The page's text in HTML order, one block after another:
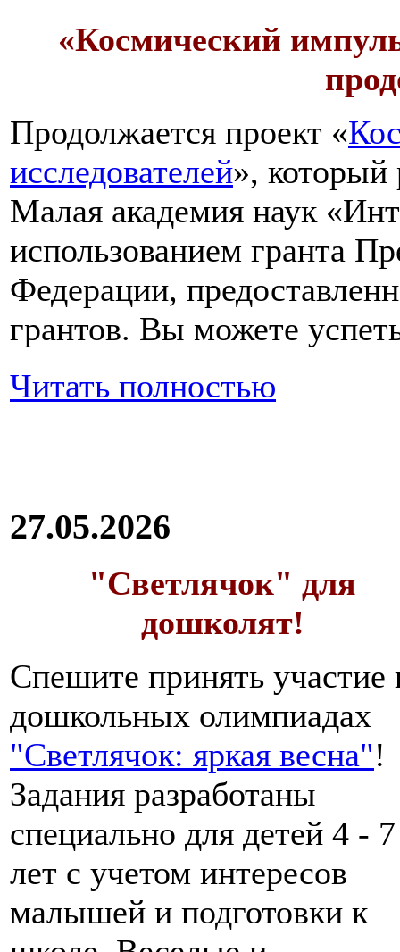
«Космический
Продолжается проект «
исследователей», который
Малая академия наук
использованием гранта
Федерации,
грантов. Вы можете
Читать полностью
27.05.2026
"Светлячок" для
дошколят!
Спешите принять участие
дошкольных олимпиадах
"Светлячок: яркая весна"!
Задания разработаны
специально для детей 4 - 7
лет с учетом интересов
малышей и подготовки к